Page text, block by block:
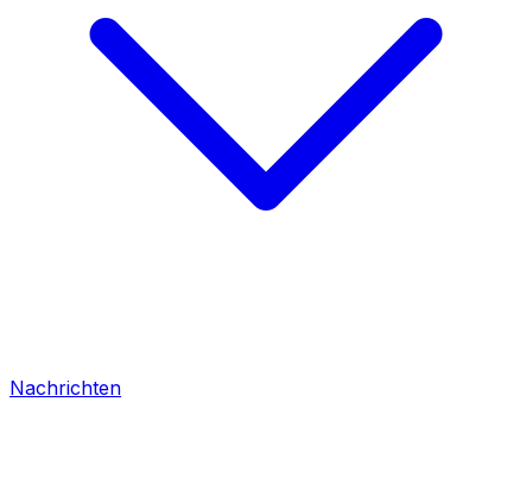
Nachrichten